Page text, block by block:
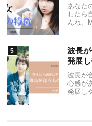
あなた
したら
んね。
波長
発展し
波長が
心感が
発展し